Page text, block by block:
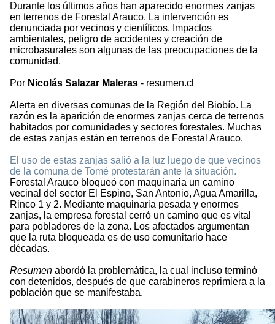
Durante los últimos años han aparecido enormes zanjas
en terrenos de Forestal Arauco. La intervención es
denunciada por vecinos y científicos. Impactos
ambientales, peligro de accidentes y creación de
microbasurales son algunas de las preocupaciones de la
comunidad.
Por Nicolás Salazar Maleras - resumen.cl
Alerta en diversas comunas de la Región del Biobío. La
razón es la aparición de enormes zanjas cerca de terrenos
habitados por comunidades y sectores forestales. Muchas
de estas zanjas están en terrenos de Forestal Arauco.
El uso de estas zanjas salió a la luz luego de que vecinos
de la comuna de Tomé protestarán ante la situación.
Forestal Arauco bloqueó con maquinaria un camino
vecinal del sector El Espino, San Antonio, Agua Amarilla,
Rinco 1 y 2. Mediante maquinaria pesada y enormes
zanjas, la empresa forestal cerró un camino que es vital
para pobladores de la zona. Los afectados argumentan
que la ruta bloqueada es de uso comunitario hace
décadas.
Resumen abordó la problemática, la cual incluso terminó
con detenidos, después de que carabineros reprimiera a la
población que se manifestaba.